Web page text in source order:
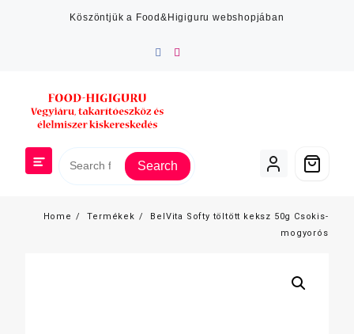
Köszöntjük a Food&Higiguru webshopjában
Search
Home Termékek
BelVita Softy töltött keksz 50g Csokis-
mogyorós